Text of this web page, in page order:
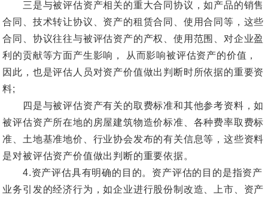
三是与被评估资产相关的重大合同协议，如产品的销售
合同、技术转让协议、资产的租赁合同、使用合同等，这些
合同、协议往往与被评估资产的产权、使用范围、对企业盈
利的贡献等方面产生影响， 从而影响被评估资产的价值，
因此，也是评估人员对资产价值做出判断时所依据的重要资
料;
四是与被评估资产有关的取费标准和其他参考资料，如
被评估资产所在地的房屋建筑物造价标准、各种费率取费标
准、土地基准地价、行业协会发布的有关信息等，这些资料
是对被评估资产价值做出判断的重要依据。
4.资产评估具有明确的目的。资产评估的目的是指资产
业务引发的经济行为，如企业进行股份制改造、上市、资产